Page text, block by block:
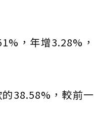
，年增3.28%，
38.58%，較前一